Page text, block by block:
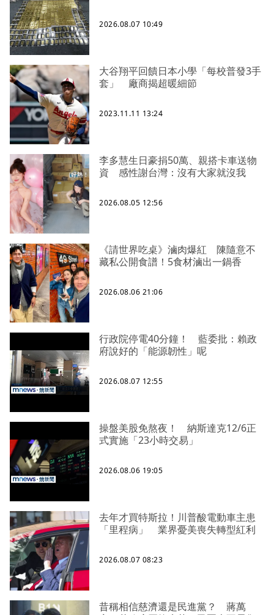
2026.08.07 10:49
大谷翔平回饋日本小學「每校普發3手
套」 廠商揭超暖細節
2023.11.11 13:24
李多慧生日豪捐50萬、親搭卡車送物
資 感性謝台灣：沒有大家就沒我
2026.08.05 12:56
《請世界吃桌》滷肉爆紅 陳隨意不
藏私公開食譜！5食材滷出一鍋香
2026.08.06 21:06
行政院停電40分鐘！ 藍委批：賴政
府說好的「能源韌性」呢
2026.08.07 12:55
操盤美股免熬夜！ 納斯達克12/6正
式實施「23小時交易」
2026.08.06 19:05
去年才買特斯拉！川普酸電動車主患
「里程病」 業界憂美喪失轉型紅利
2026.08.07 08:23
昔稱相信慈濟還是民進黨？ 蔣萬